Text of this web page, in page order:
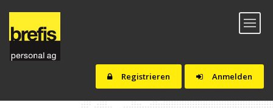
Anmelden
Registrieren
Toggle